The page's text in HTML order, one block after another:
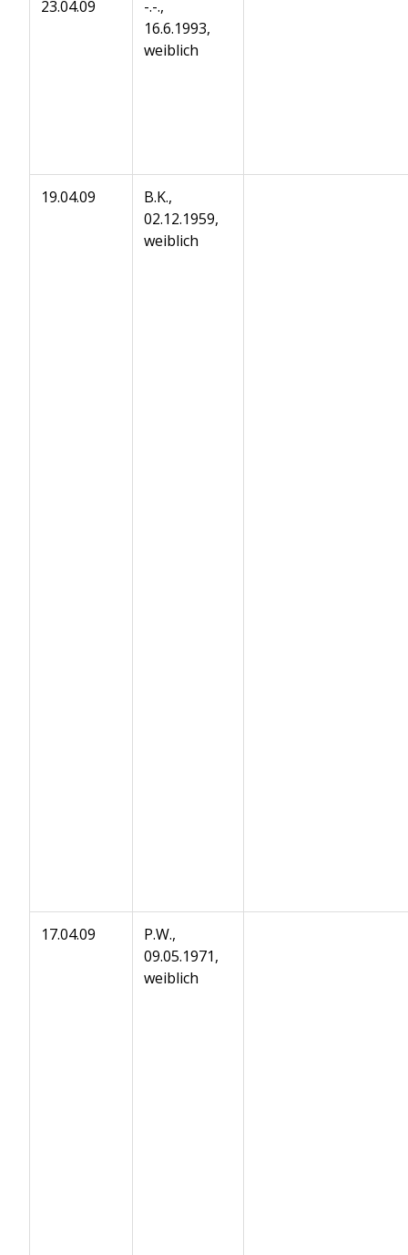
23.04.09
-.-.,
16.6.1993,
weiblich
19.04.09
B.K.,
02.12.1959,
weiblich
17.04.09
P.W.,
09.05.1971,
weiblich